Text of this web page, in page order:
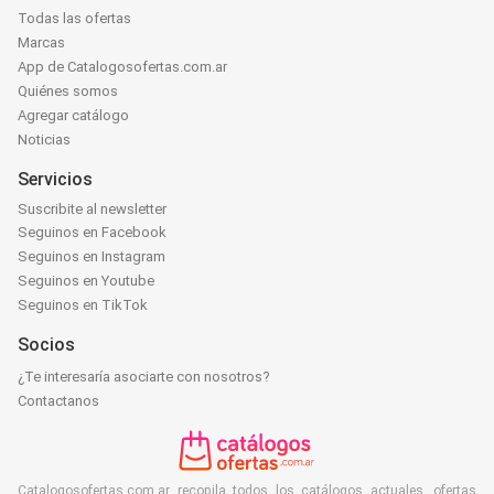
Todas las ofertas
Marcas
App de Catalogosofertas.com.ar
Quiénes somos
Agregar catálogo
Noticias
Servicios
Suscribite al newsletter
Seguinos en Facebook
Seguinos en Instagram
Seguinos en Youtube
Seguinos en TikTok
Socios
¿Te interesaría asociarte con nosotros?
Contactanos
Catalogosofertas.com.ar recopila todos los catálogos actuales, ofertas